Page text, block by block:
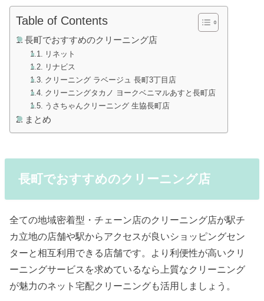
Table of Contents
長町でおすすめのクリーニング店
リネット
リナビス
クリーニング ラベージュ 長町3丁目店
クリーニングタカノ ヨークベニマルあすと長町店
うさちゃんクリーニング 生協長町店
まとめ
長町でおすすめのクリーニング店
全ての地域密着型・チェーン店のクリーニング店が駅チ
カ立地の店舗や駅からアクセスが良いショッピングセン
ターと相互利用できる店舗です。より利便性が高いクリ
ーニングサービスを求めているなら上質なクリーニング
が魅力のネット宅配クリーニングも活用しましょう。